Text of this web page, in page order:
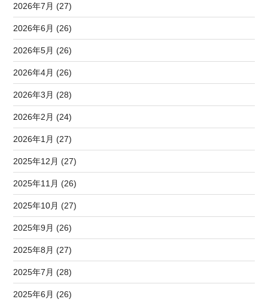
2026年7月 (27)
2026年6月 (26)
2026年5月 (26)
2026年4月 (26)
2026年3月 (28)
2026年2月 (24)
2026年1月 (27)
2025年12月 (27)
2025年11月 (26)
2025年10月 (27)
2025年9月 (26)
2025年8月 (27)
2025年7月 (28)
2025年6月 (26)